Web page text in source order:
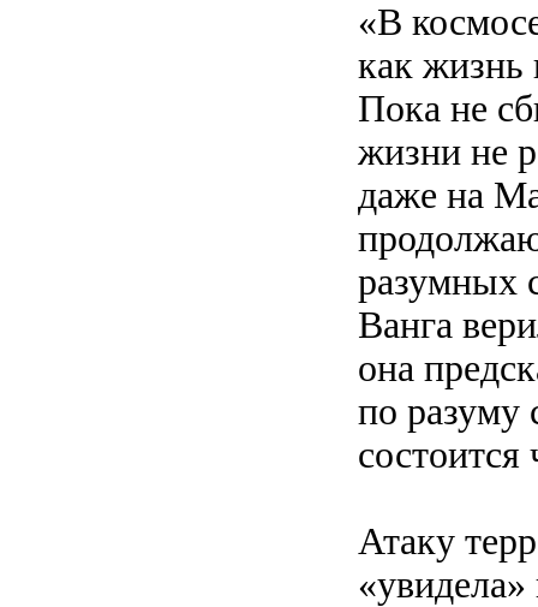
«В
как жизнь
Пока не
жизни не
даже на
разумных
Ванга
она
по разуму
состоится
Атаку
«увидела»